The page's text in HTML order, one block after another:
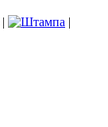
|
|